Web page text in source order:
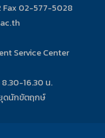
Fax 02-577-5028
Service Center
8.30-16.30 น.
ดนักขัตฤกษ์